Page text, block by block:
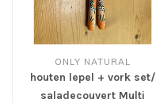
ONLY NATURAL
houten lepel + vork set/
saladecouvert Multi